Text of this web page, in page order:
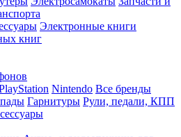
Электронные книги
книг
Nintendo Все бренды
Гарнитуры Рули, педали, КПП